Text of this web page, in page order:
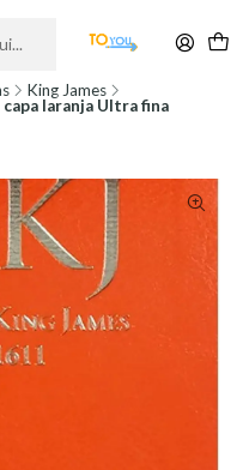
King James
laranja Ultra fina